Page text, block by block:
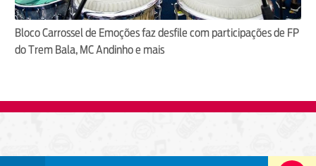
Bloco Carrossel de Emoções faz desfile com participações de FP
do Trem Bala, MC Andinho e mais